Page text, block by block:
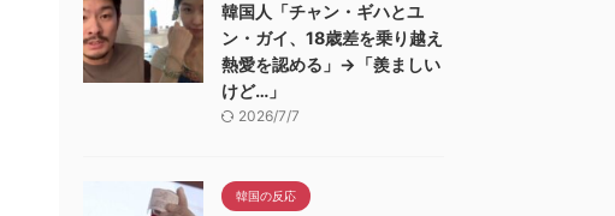
韓国人「チャン・ギハとユ
ン・ガイ、18歳差を乗り越え
熱愛を認める」→「羨ましい
けど…」
2026/7/7
韓国の反応